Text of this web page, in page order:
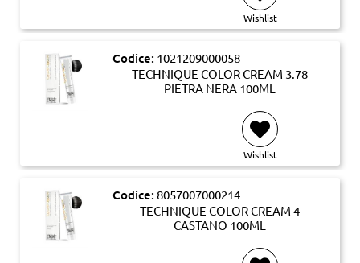
Wishlist
Codice: 1021209000058
TECHNIQUE COLOR CREAM 3.78
PIETRA NERA 100ML
Wishlist
Codice: 8057007000214
TECHNIQUE COLOR CREAM 4
CASTANO 100ML